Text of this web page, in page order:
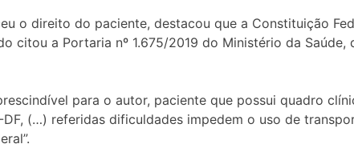
o direito do paciente, destacou que a Constituição
citou a Portaria nº 1.675/2019 do Ministério da Saúde,
para o autor, paciente que possui quadro
(…) referidas dificuldades impedem o uso de